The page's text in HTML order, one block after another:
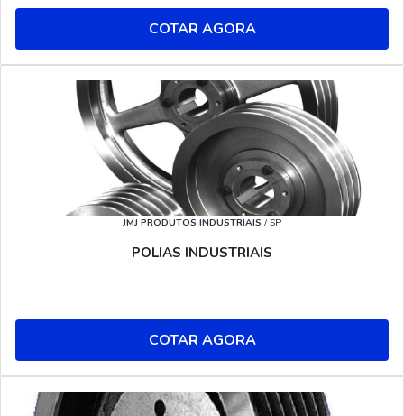
COTAR AGORA
JMJ PRODUTOS INDUSTRIAIS / SP
POLIAS INDUSTRIAIS
COTAR AGORA